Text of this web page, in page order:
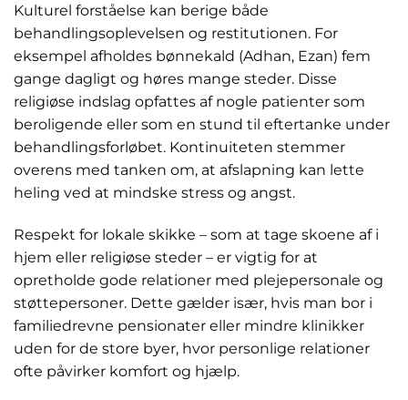
Kulturel forståelse kan berige både
behandlingsoplevelsen og restitutionen. For
eksempel afholdes bønnekald (Adhan, Ezan) fem
gange dagligt og høres mange steder. Disse
religiøse indslag opfattes af nogle patienter som
beroligende eller som en stund til eftertanke under
behandlingsforløbet. Kontinuiteten stemmer
overens med tanken om, at afslapning kan lette
heling ved at mindske stress og angst.
Respekt for lokale skikke – som at tage skoene af i
hjem eller religiøse steder – er vigtig for at
opretholde gode relationer med plejepersonale og
støttepersoner. Dette gælder især, hvis man bor i
familiedrevne pensionater eller mindre klinikker
uden for de store byer, hvor personlige relationer
ofte påvirker komfort og hjælp.